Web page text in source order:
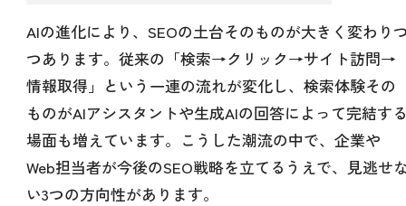
AIの進化により、SEOの土台そのものが大きく変わり
つあります。従来の「検索→クリック→サイト訪問→
情報取得」という一連の流れが変化し、検索体験その
ものがAIアシスタントや生成AIの回答によって完結す
場面も増えています。こうした潮流の中で、企業や
Web担当者が今後のSEO戦略を立てるうえで、見逃せ
い3つの方向性があります。